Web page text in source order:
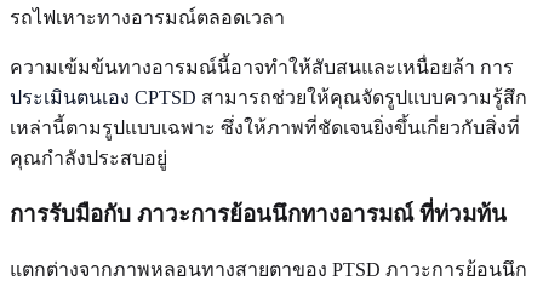
รถไฟเหาะทางอารมณ์ตลอดเวลา
ความเข้มข้นทางอารมณ์นี้อาจทำให้สับสนและเหนื่อยล้า การ
ประเมินตนเอง CPTSD สามารถช่วยให้คุณจัดรูปแบบความรู้สึก
เหล่านี้ตามรูปแบบเฉพาะ ซึ่งให้ภาพที่ชัดเจนยิ่งขึ้นเกี่ยวกับสิ่งที่
คุณกำลังประสบอยู่
การรับมือกับ ภาวะการย้อนนึกทางอารมณ์ที่ท่วมท้น
แตกต่างจากภาพหลอนทางสายตาของ PTSD ภาวะการย้อนนึก